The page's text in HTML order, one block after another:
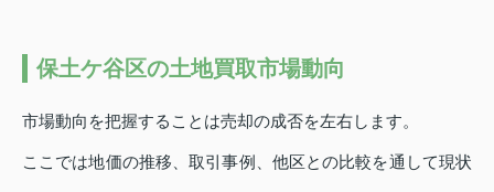
保土ケ谷区の土地買取市場動向
市場動向を把握することは売却の成否を左右します。
ここでは地価の推移、取引事例、他区との比較を通して現状